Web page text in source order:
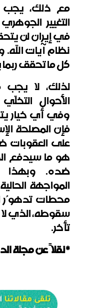
مع ذلك، يجب
التغيير
في إيران لن
نظام آيات
كل ما تحقق
لذلك، لا
الأحوال
وفي أي خيار
فإن المصلحة
على العقوبات
هو ما سيدفع
ضده. وبهذا
المواجهة
محطات تدهوُر
سقوطه، الذي لا
تأخر.
*نقلاً عن مجلة